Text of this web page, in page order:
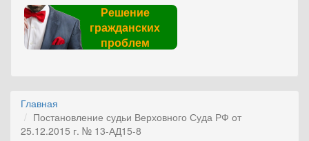
Решение
гражданских
проблем
Главная
Постановление судьи Верховного Суда РФ от
25.12.2015 г. № 13-АД15-8